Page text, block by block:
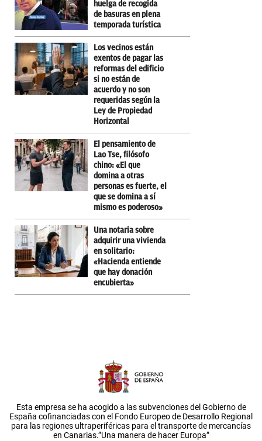
huelga de recogida
de basuras en plena
temporada turística
Los vecinos están
exentos de pagar las
reformas del edificio
si no están de
acuerdo y no son
requeridas según la
Ley de Propiedad
Horizontal
El pensamiento de
Lao Tse, filósofo
chino: «El que
domina a otras
personas es fuerte, el
que se domina a sí
mismo es poderoso»
Una notaria sobre
adquirir una vivienda
en solitario:
«Hacienda entiende
que hay donación
encubierta»
Esta empresa se ha acogido a las subvenciones del Gobierno de
España cofinanciadas con el Fondo Europeo de Desarrollo Regional
para las regiones ultraperiféricas para el transporte de mercancías
en Canarias.”Una manera de hacer Europa”